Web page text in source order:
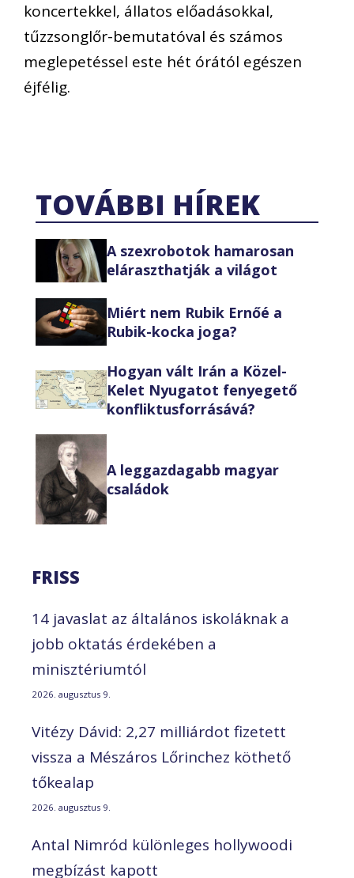
koncertekkel, állatos előadásokkal,
tűzzsonglőr-bemutatóval és számos
meglepetéssel este hét órától egészen
éjfélig.
TOVÁBBI HÍREK
A szexrobotok hamarosan
eláraszthatják a világot
Miért nem Rubik Ernőé a
Rubik-kocka joga?
Hogyan vált Irán a Közel-
Kelet Nyugatot fenyegető
konfliktusforrásává?
A leggazdagabb magyar
családok
FRISS
14 javaslat az általános iskoláknak a
jobb oktatás érdekében a
minisztériumtól
2026. augusztus 9.
Vitézy Dávid: 2,27 milliárdot fizetett
vissza a Mészáros Lőrinchez köthető
tőkealap
2026. augusztus 9.
Antal Nimród különleges hollywoodi
megbízást kapott